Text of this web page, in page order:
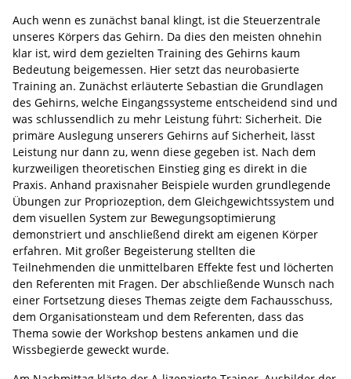
Auch wenn es zunächst banal klingt, ist die Steuerzentrale
unseres Körpers das Gehirn. Da dies den meisten ohnehin
klar ist, wird dem gezielten Training des Gehirns kaum
Bedeutung beigemessen. Hier setzt das neurobasierte
Training an. Zunächst erläuterte Sebastian die Grundlagen
des Gehirns, welche Eingangssysteme entscheidend sind und
was schlussendlich zu mehr Leistung führt: Sicherheit. Die
primäre Auslegung unserers Gehirns auf Sicherheit, lässt
Leistung nur dann zu, wenn diese gegeben ist. Nach dem
kurzweiligen theoretischen Einstieg ging es direkt in die
Praxis. Anhand praxisnaher Beispiele wurden grundlegende
Übungen zur Propriozeption, dem Gleichgewichtssystem und
dem visuellen System zur Bewegungsoptimierung
demonstriert und anschließend direkt am eigenen Körper
erfahren. Mit großer Begeisterung stellten die
Teilnehmenden die unmittelbaren Effekte fest und löcherten
den Referenten mit Fragen. Der abschließende Wunsch nach
einer Fortsetzung dieses Themas zeigte dem Fachausschuss,
dem Organisationsteam und dem Referenten, dass das
Thema sowie der Workshop bestens ankamen und die
Wissbegierde geweckt wurde.